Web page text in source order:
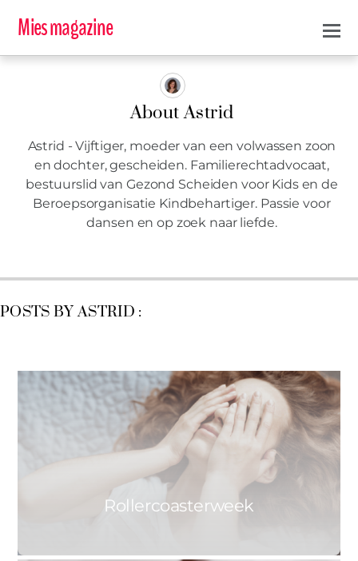
Mies magazine
AboutAstrid
Astrid - Vijftiger, moeder van een volwassen zoon
en dochter, gescheiden. Familierechtadvocaat,
bestuurslid van Gezond Scheiden voor Kids en de
Beroepsorganisatie Kindbehartiger. Passie voor
dansen en op zoek naar liefde.
POSTS BY ASTRID :
ASTRID 7 JULI 2021
Rollercoasterweek